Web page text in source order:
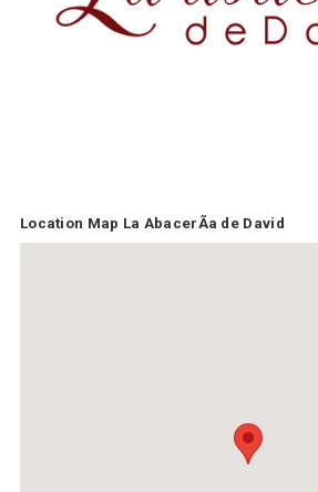
Location Map La AbacerÃ­a de David